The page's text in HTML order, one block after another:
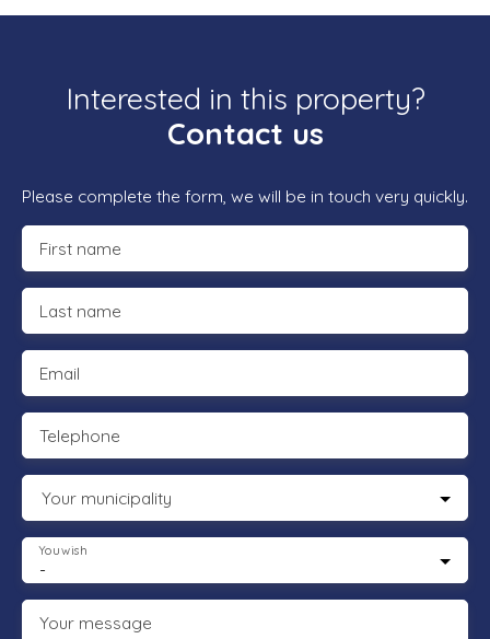
Interested in this property?
Contact us
Please complete the form, we will be in touch very quickly.
First name
Last name
Email
Telephone
Your municipality
-
You wish
Your message